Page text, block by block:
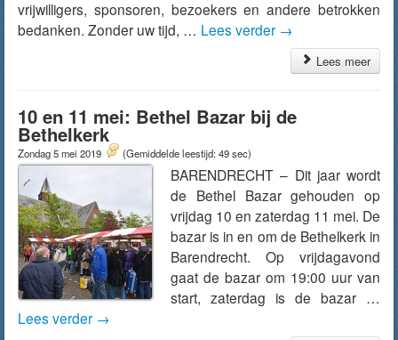
vrijwilligers, sponsoren, bezoekers en andere betrokken
bedanken. Zonder uw tijd, … Lees verder →
Lees meer
10 en 11 mei: Bethel Bazar bij de
Bethelkerk
Zondag 5 mei 2019 (Gemiddelde leestijd: 49 sec)
BARENDRECHT – Dit jaar wordt
de Bethel Bazar gehouden op
vrijdag 10 en zaterdag 11 mei. De
bazar is in en om de Bethelkerk in
Barendrecht. Op vrijdagavond
gaat de bazar om 19:00 uur van
start, zaterdag is de bazar …
Lees verder →